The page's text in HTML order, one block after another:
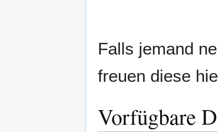
Falls jemand
freuen diese
Vorfügbare